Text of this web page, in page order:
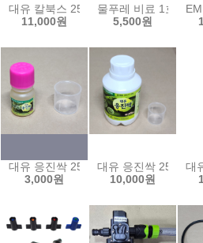
대유 칼북스 250ml 액상 식물 칼슘 보
11,000원
물푸레 비료 1호 2호
5,500원
대유 응진싹 25ml/진딧물 응애 해충 친
3,000원
대유 응진싹 250ml
10,000원
대